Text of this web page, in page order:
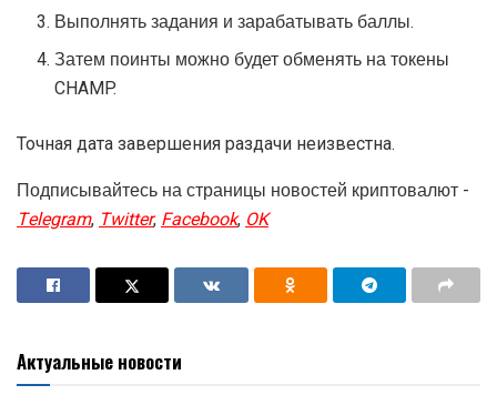
Выполнять задания и зарабатывать баллы.
Затем поинты можно будет обменять на токены
CHAMP.
Точная дата завершения раздачи неизвестна.
Подписывайтесь на страницы новостей криптовалют -
Telegram,Twitter,Facebook,OK
Актуальные новости